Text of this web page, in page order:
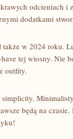
odcieniach ⁢i
dodatkami
w ⁣2024 roku.
tej wiosny. Nie
outfity.
będą na